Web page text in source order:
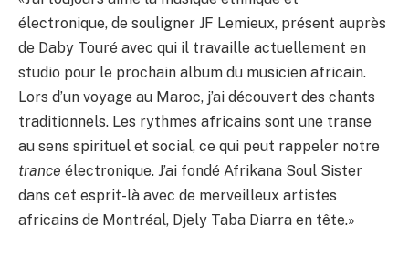
électronique, de souligner JF Lemieux, présent auprès
de Daby Touré avec qui il travaille actuellement en
studio pour le prochain album du musicien africain.
Lors d’un voyage au Maroc, j’ai découvert des chants
traditionnels. Les rythmes africains sont une transe
au sens spirituel et social, ce qui peut rappeler notre
trance électronique. J’ai fondé Afrikana Soul Sister
dans cet esprit-là avec de merveilleux artistes
africains de Montréal, Djely Taba Diarra en tête.»